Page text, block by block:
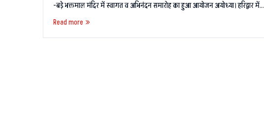
-बड़े भक्तमाल मंदिर में स्वागत व अभिनंदन समारोह का हुआ आयोजन अयोध्या। हरिद्वार में…
Read more